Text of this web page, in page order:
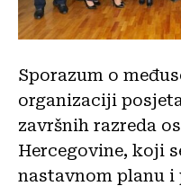
Sporazum o
organizaciji
završnih razreda
Hercegovine, koji
nastavnom planu i